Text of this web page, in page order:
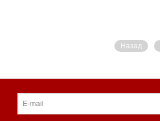
Назад